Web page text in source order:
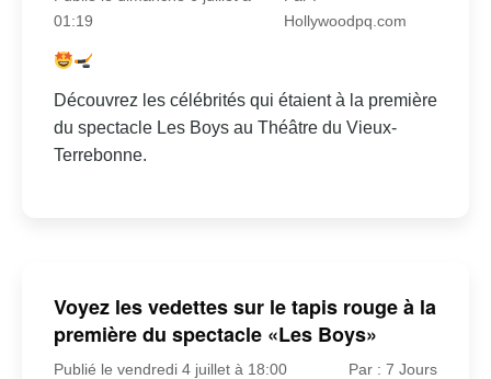
01:19
Hollywoodpq.com
Découvrez les célébrités qui étaient à la première
du spectacle Les Boys au Théâtre du Vieux-
Terrebonne.
Voyez les vedettes sur le tapis rouge à la
première du spectacle «Les Boys»
Publié le vendredi 4 juillet à 18:00 Par : 7 Jours